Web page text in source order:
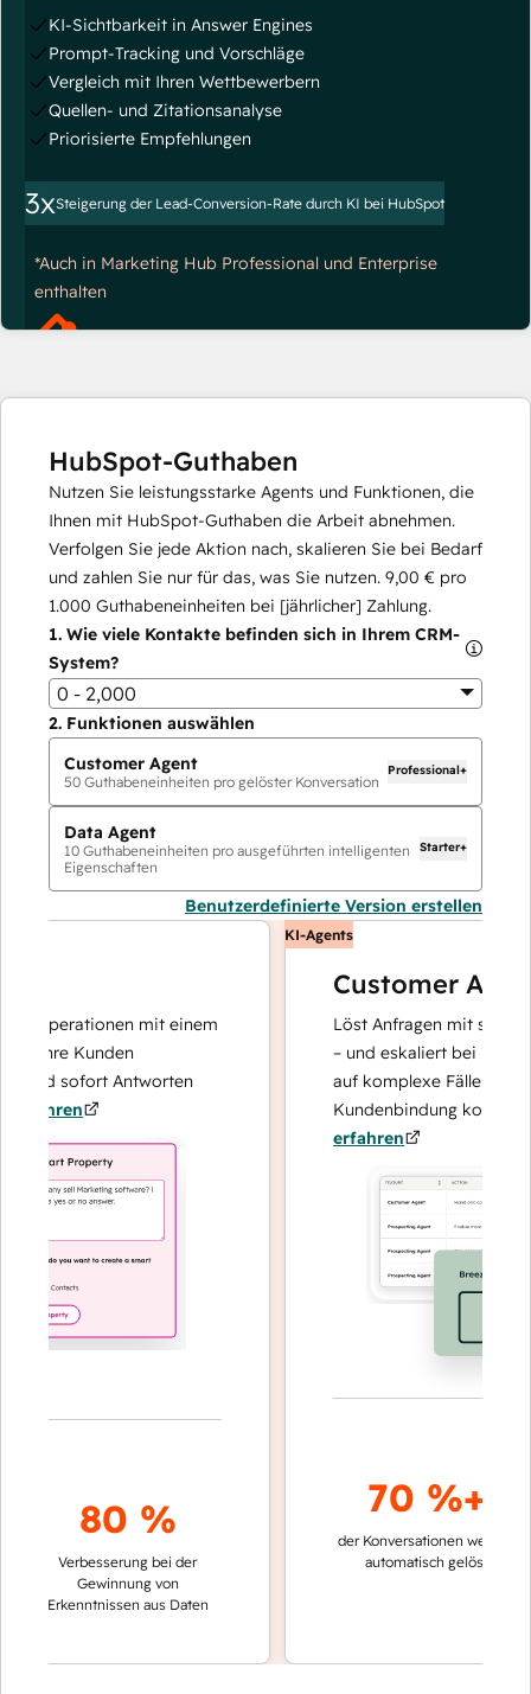
KI-Sichtbarkeit in Answer Engines
Prompt-Tracking und Vorschläge
Vergleich mit Ihren Wettbewerbern
Quellen- und Zitationsanalyse
Priorisierte Empfehlungen
3xSteigerung der Lead-Conversion-Rate durch KI bei HubSpot
*Auch in Marketing Hub Professional und Enterprise
enthalten
HubSpot-Guthaben
Nutzen Sie leistungsstarke Agents und Funktionen, die
Ihnen mit HubSpot-Guthaben die Arbeit abnehmen.
Verfolgen Sie jede Aktion nach, skalieren Sie bei Bedarf
und zahlen Sie nur für das, was Sie nutzen. 9,00 € pro
1.000 Guthabeneinheiten bei [jährlicher] Zahlung.
1. Wie viele Kontakte befinden sich in Ihrem CRM-
System?
0 - 2,000
2. Funktionen auswählen
Customer Agent
50 Guthabeneinheiten pro gelöster Konversation
Professional+
Data Agent
10 Guthabeneinheiten pro ausgeführten intelligenten
Eigenschaften
Starter+
Benutzerdefinierte Version erstellen
mit einem
Kunden
sofort Antworten
80 %
Verbesserung bei der
Gewinnung von
Erkenntnissen aus Daten
KI-Agents
Customer Agent
Löst Anfragen mit schnellen,
– und eskaliert bei Bedarf,
auf komplexe Fälle und den
Kundenbindung
erfahren
70 %+
der Konversationen werden
automatisch gelöst